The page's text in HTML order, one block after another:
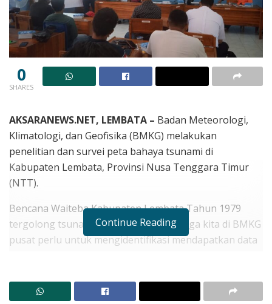
0
SHARES
AKSARANEWS.NET, LEMBATA – Badan Meteorologi,
Klimatologi, dan Geofisika (BMKG) melakukan
penelitian dan survei peta bahaya tsunami di
Kabupaten Lembata, Provinsi Nusa Tenggara Timur
(NTT).
Bencana Waiteba Kabupaten Lembata Tahun 1979
tergolong tsunami yang langka, sehingga kita di BMKG
pusat perlu untuk mengidentifikasi mendapatkan data
BMKG
Continue Reading